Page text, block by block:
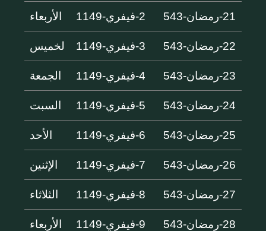
21-رمضان-543 2-فيفري-1149 الأربعاء
22-رمضان-543 3-فيفري-1149 لخميس
23-رمضان-543 4-فيفري-1149 الجمعة
24-رمضان-543 5-فيفري-1149 السبت
25-رمضان-543 6-فيفري-1149 الأحد
26-رمضان-543 7-فيفري-1149 الإثنين
27-رمضان-543 8-فيفري-1149 الثلاثاء
28-رمضان-543 9-فيفري-1149 الأربعاء